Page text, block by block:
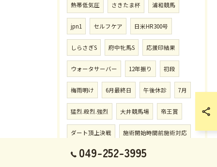
熱帯低気圧 さきたま杯 浦和競馬
jpn1 セルフケア 日米HR300号
しらさぎS 府中牝馬S 応援印結果
ウォータサーバー 12年振り 初段
梅雨明け 6月最終日 午後休診 7月
猛烈.殺烈.強烈 大井競馬場 帝王賞
ダート頂上決戦 施術開始時間前施術対応
水.土曜.祝祭日.朝8:00〜12:00(受付11:30迄)
049-252-3995